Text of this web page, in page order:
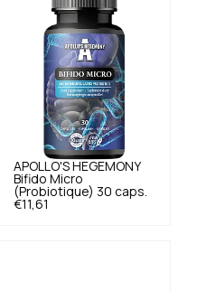
APOLLO'S HEGEMONY
Bifido Micro
(Probiotique) 30 caps.
€11,61